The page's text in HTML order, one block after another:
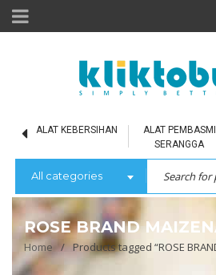
ALAT KEBERSIHAN
ALAT PEMBASMI
SERANGGA
All categories
ROSE BRAND
Home / Products tagged “ROSE